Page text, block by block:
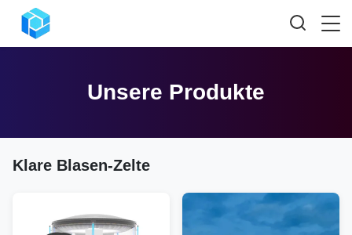
Unsere Produkte
Klare Blasen-Zelte